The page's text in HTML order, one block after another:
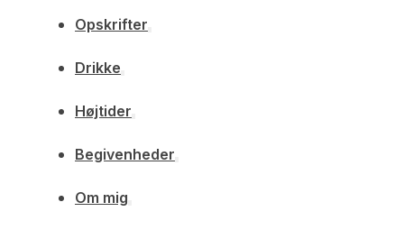
Opskrifter
Drikke
Højtider
Begivenheder
Om mig